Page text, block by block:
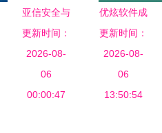
力数据治理
与信息安全
亚信安全与
麒麟软件完
成互认证，
共筑信息安
全新生态
更新时间：
2026-08-
06
00:00:47
优炫软件成
功入选
《2022年
中国网络安
全行业全景
更新时间：
2026-08-
06
13:50:54